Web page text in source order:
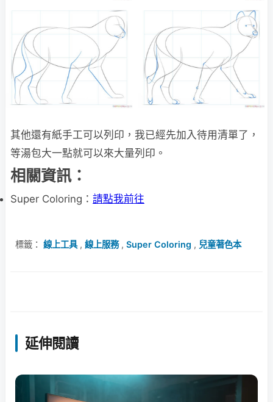
其他還有紙手工可以列印，我已經先加入待用清單了，
等湯包大一點就可以來大量列印。
相關資訊：
Super Coloring： 請點我前往
標籤： 線上工具, 線上服務, Super Coloring , 兒童著色本
延伸閱讀